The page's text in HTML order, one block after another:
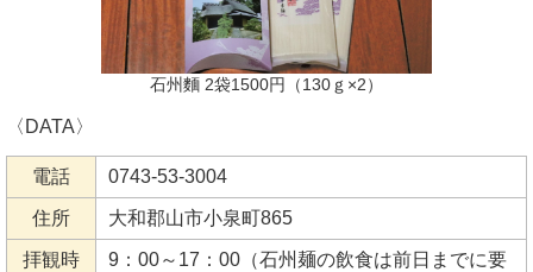
石州麵 2袋1500円（130ｇ×2）
〈DATA〉
電話 0743-53-3004
住所 大和郡山市小泉町865
拝観時
9：00～17：00（石州麺の飲食は前日までに要